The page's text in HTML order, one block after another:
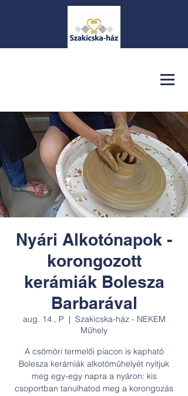
Nyári Alkotónapok -
korongozott
kerámiák Bolesza
Barbarával
aug. 14., P
  |
Szakicska-ház - NEKEM
Műhely
A csömöri termelői piacon is kapható
Bolesza kerámiák alkotóműhelyét nyitjuk
meg egy-egy napra a nyáron: kis
csoportban tanulhatod meg a korongozás